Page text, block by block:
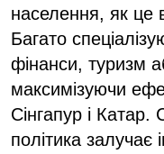
населення, як це
Багато
фінанси, туризм
максимізуючи
Сінгапур і
політика залучає